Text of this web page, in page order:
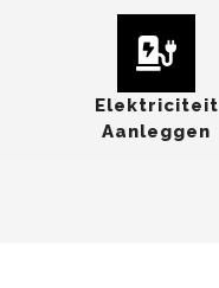
Elektriciteit
Aanleggen